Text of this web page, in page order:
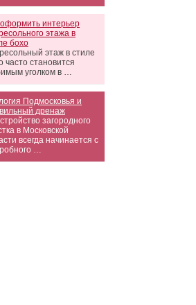
оформить интерьер
этажа в
бохо
этаж в стиле
часто становится
уголком в …
Подмосковья и
дренаж
загородного
в Московской
всегда начинается с
…